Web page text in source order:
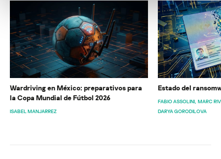
Wardriving en México: preparativos para
la Copa Mundial de Fútbol 2026
ISABEL MANJARREZ
Estado del
FABIO ASSOLINI MARC
DARYA GORODILOVA